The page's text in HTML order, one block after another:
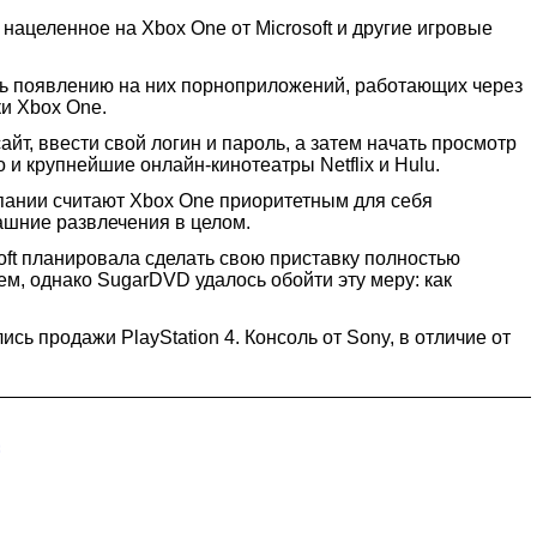
на Xbox One от Microsoft и другие игровые
появлению на них порноприложений, работающих через
Xbox One.
ввести свой логин и пароль, а затем начать просмотр
и крупнейшие онлайн-кинотеатры Netflix и Hulu.
считают Xbox One приоритетным для себя
развлечения в целом.
планировала сделать свою приставку полностью
однако SugarDVD удалось обойти эту меру: как
продажи PlayStation 4. Консоль от Sony, в отличие от